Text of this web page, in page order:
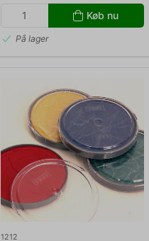
Køb nu
På lager
1212